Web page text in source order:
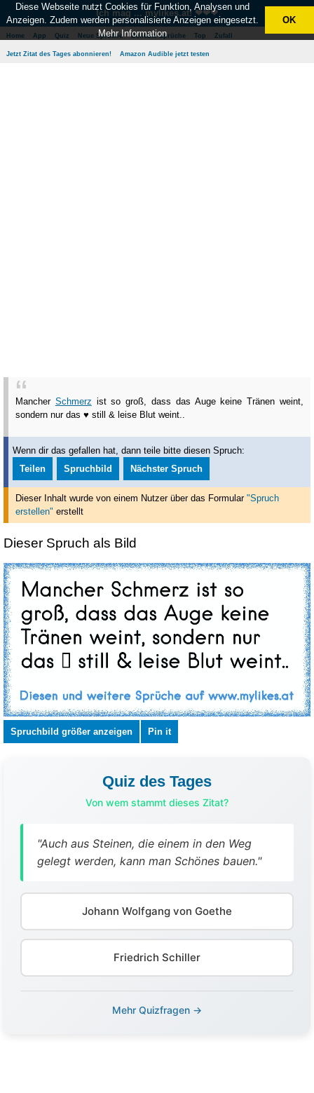
Ich mag ... mylikes.at! ❤❤❤
Home App Quiz Neue Sprüche Beliebte Sprüche Top Zufall
Jetzt Zitat des Tages abonnieren! Amazon Audible jetzt testen
Mancher Schmerz ist so groß, dass das Auge keine Tränen weint,
sondern nur das ♥ still & leise Blut weint..
Wenn dir das gefallen hat, dann teile bitte diesen Spruch:
Teilen
Spruchbild Nächster Spruch
Dieser Inhalt wurde von einem Nutzer über das Formular "Spruch
erstellen" erstellt
Dieser Spruch als Bild
Spruchbild größer anzeigen Pin it
Quiz des Tages
Von wem stammt dieses Zitat?
"Auch aus Steinen, die einem in den Weg
gelegt werden, kann man Schönes bauen."
Johann Wolfgang von Goethe
Friedrich Schiller
Mehr Quizfragen →
Diese Webseite nutzt Cookies für Funktion, Analysen und
Anzeigen. Zudem werden personalisierte Anzeigen eingesetzt.
Mehr Information
OK